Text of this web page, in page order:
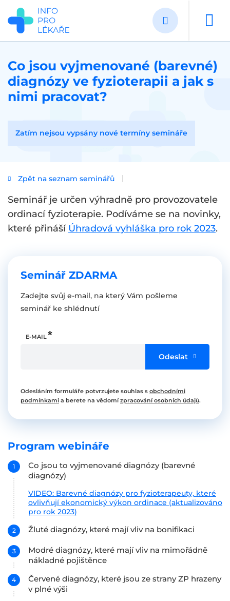
Přejít
hlavnímu
obsahu
Co jsou vyjmenované (barevné)
diagnózy ve fyzioterapii a jak s
nimi pracovat?
Zatím nejsou vypsány nové termíny semináře
Zpět na seznam seminářů
Seminář je určen výhradně pro provozovatele
ordinací fyzioterapie. Podíváme se na novinky,
které přináší Úhradová vyhláška pro rok 2023.
Seminář ZDARMA
Zadejte svůj e-mail, na který Vám pošleme
seminář ke shlédnutí
E-MAIL
Odeslat
Odesláním formuláře potvrzujete souhlas s obchodními
podmínkami a berete na vědomízpracování osobních údajů.
Program webináře
Co jsou to vyjmenované diagnózy (barevné
diagnózy)
VIDEO: Barevné diagnózy pro fyzioterapeuty, které
ovlivňují ekonomický výkon ordinace (aktualizováno
pro rok 2023)
Žluté diagnózy, které mají vliv na bonifikaci
Modré diagnózy, které mají vliv na mimořádně
nákladné pojištěnce
Červené diagnózy, které jsou ze strany ZP hrazeny
v plné výši